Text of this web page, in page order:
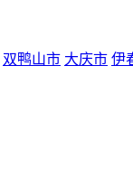
双鸭山市 大庆市 伊